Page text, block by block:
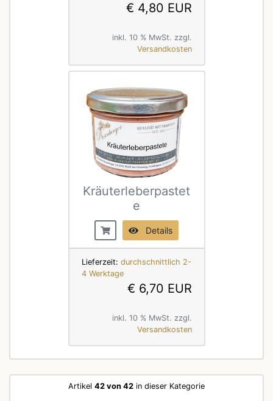
€ 4,80 EUR
inkl. 10 % MwSt. zzgl.
Versandkosten
Kräuterleberpastet
e
Details
Lieferzeit: durchschnittlich 2-
4 Werktage
€ 6,70 EUR
inkl. 10 % MwSt. zzgl.
Versandkosten
Artikel 42 von 42 in dieser Kategorie